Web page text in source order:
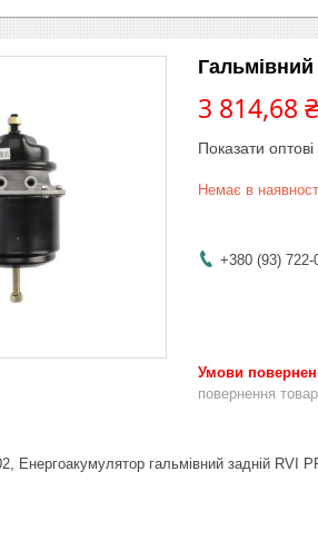
3 814,68 ₴
Показати оптові
Немає в
+380 (93) 722-
повернення
Енергоакумулятор гальмівний задній RVI